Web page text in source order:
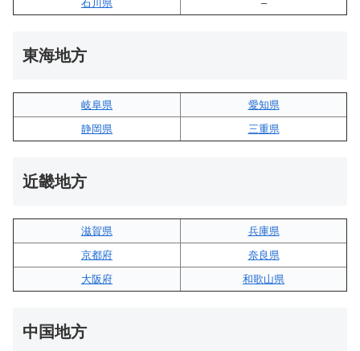
石川県
–
東海地方
岐阜県
愛知県
静岡県
三重県
近畿地方
滋賀県
兵庫県
京都府
奈良県
大阪府
和歌山県
中国地方